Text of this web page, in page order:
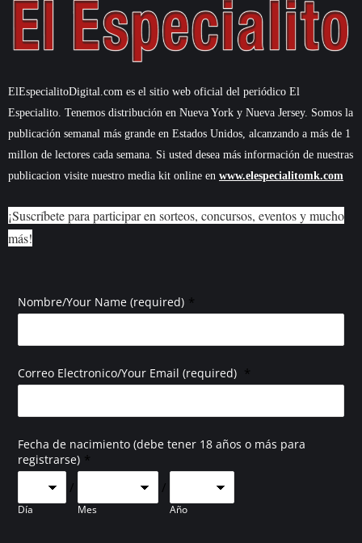
ElEspecialitoDigital.com es el sitio web oficial del periódico El
Especialito. Tenemos distribución en Nueva York y Nueva Jersey. Somos la
publicación semanal más grande en Estados Unidos, alcanzando a más de 1
millon de lectores cada semana. Si usted desea más información de nuestras
publicacion visite nuestro media kit online en www.elespecialitomk.com
¡Suscríbete para participar en sorteos, concursos, eventos y mucho
más!
Nombre/Your Name (required) *
Correo Electronico/Your Email (required) *
Fecha de nacimiento (debe tener 18 años o más para
registrarse) *
Día
/
Mes
/
Año